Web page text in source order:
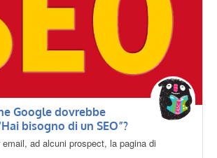
Google dovrebbe
bisogno di un SEO”?
ad alcuni prospect, la pagina di